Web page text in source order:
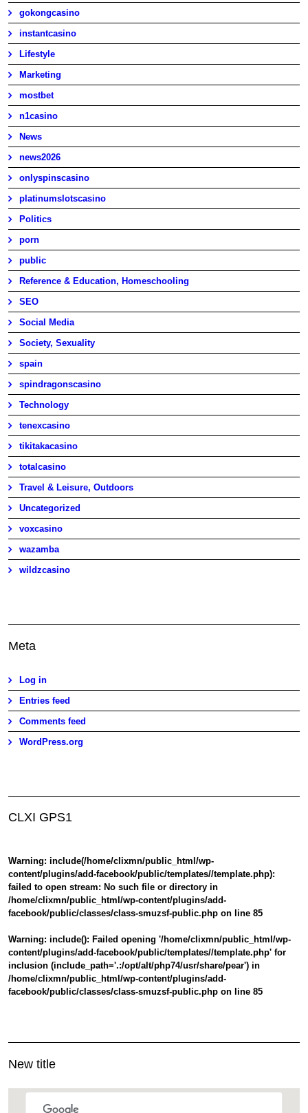
gokongcasino
instantcasino
Lifestyle
Marketing
mostbet
n1casino
News
news2026
onlyspinscasino
platinumslotscasino
Politics
porn
public
Reference & Education, Homeschooling
SEO
Social Media
Society, Sexuality
spain
spindragonscasino
Technology
tenexcasino
tikitakacasino
totalcasino
Travel & Leisure, Outdoors
Uncategorized
voxcasino
wazamba
wildzcasino
Meta
Log in
Entries feed
Comments feed
WordPress.org
CLXI GPS1
Warning: include(/home/clixmn/public_html/wp-
content/plugins/add-facebook/public/templates//template.php):
failed to open stream: No such file or directory in
/home/clixmn/public_html/wp-content/plugins/add-
facebook/public/classes/class-smuzsf-public.php on line85
Warning: include(): Failed opening '/home/clixmn/public_html/wp-
content/plugins/add-facebook/public/templates//template.php' for
inclusion (include_path='.:/opt/alt/php74/usr/share/pear') in
/home/clixmn/public_html/wp-content/plugins/add-
facebook/public/classes/class-smuzsf-public.php on line85
New title